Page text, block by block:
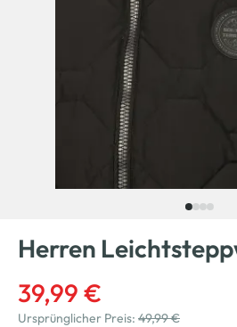
Herren
39,99 €
Ursprünglicher Preis: 49,99 €